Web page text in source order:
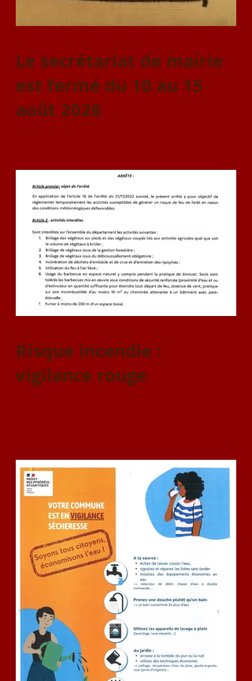
Le secrétariat de mairie
est fermé du 10 au 15
août 2026
Risque incendie :
vigilance rouge